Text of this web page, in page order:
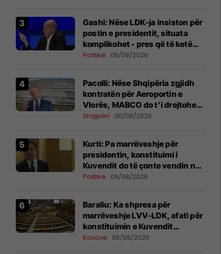
Gashi: Nëse LDK-ja insiston për
postin e presidentit, situata
komplikohet - pres që të ketë
lëshim
Politikë 05/08/2026
Pacolli: Nëse Shqipëria zgjidh
kontratën për Aeroportin e
Vlorës, MABCO do t’i drejtohet
arbitrazhit ndërkombëtar
Shqipëri 05/08/2026
Kurti: Pa marrëveshje për
presidentin, konstituimi i
Kuvendit do të çonte vendin në
zgjedhje të reja
Politikë 06/08/2026
Baraliu: Ka shpresa për
marrëveshje LVV-LDK, afati për
konstituimin e Kuvendit
përfundon më 7 gusht
Kosovë 06/08/2026